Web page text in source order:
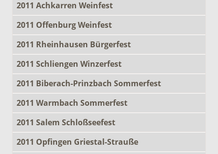
2011 Achkarren Weinfest
2011 Offenburg Weinfest
2011 Rheinhausen Bürgerfest
2011 Schliengen Winzerfest
2011 Biberach-Prinzbach Sommerfest
2011 Warmbach Sommerfest
2011 Salem Schloßseefest
2011 Opfingen Griestal-Strauße